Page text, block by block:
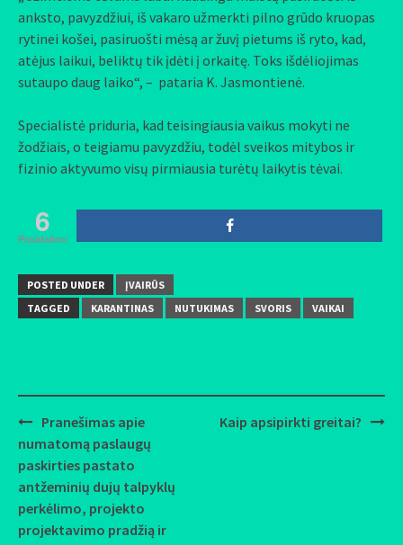
anksto, pavyzdžiui, iš vakaro užmerkti pilno grūdo kruopas
rytinei košei, pasiruošti mėsą ar žuvį pietums iš ryto, kad,
atėjus laikui, beliktų tik įdėti į orkaitę. Toks išdėliojimas
sutaupo daug laiko“, – pataria K. Jasmontienė.
Specialistė priduria, kad teisingiausia vaikus mokyti ne
žodžiais, o teigiamu pavyzdžiu, todėl sveikos mitybos ir
fizinio aktyvumo visų pirmiausia turėtų laikytis tėvai.
6
Pasidalino
POSTED UNDER
ĮVAIRŪS
TAGGED
KARANTINAS NUTUKIMAS SVORIS VAIKAI
Post
navigation
Pranešimas apie
numatomą paslaugų
paskirties pastato
antžeminių dujų talpyklų
perkėlimo, projekto
projektavimo pradžią ir
Kaip apsipirkti greitai?